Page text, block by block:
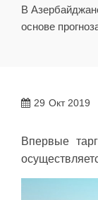
В
основе
29 Окт 2019
Впервые